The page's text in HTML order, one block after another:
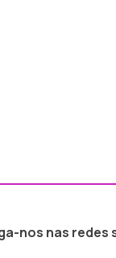
nos nas redes